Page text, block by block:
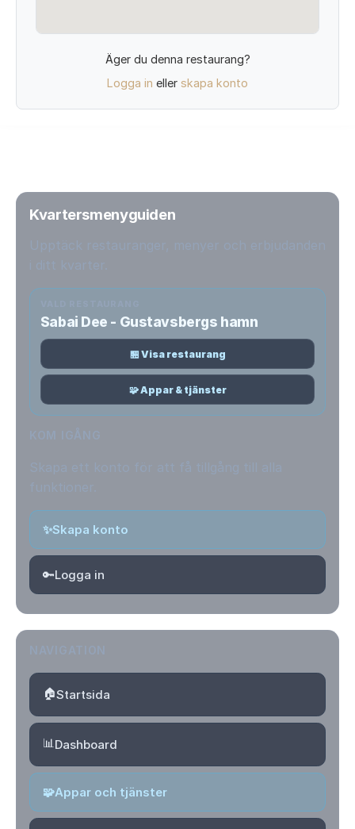
Äger du denna restaurang?
Logga in eller skapa konto
Kvartersmenyguiden
Sabai Dee - Gustavsbergs hamn
🏪 Visa restaurang
🧩 Appar & tjänster
✨Skapa konto
🔑Logga in
🏠Startsida
📊Dashboard
🧩Appar och tjänster